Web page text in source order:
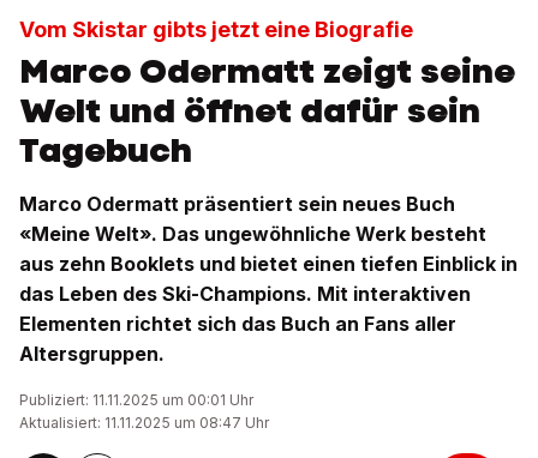
Vom Skistar gibts jetzt eine Biografie
Marco Odermatt zeigt seine
Welt und öffnet dafür sein
Tagebuch
Marco Odermatt präsentiert sein neues Buch
«Meine Welt». Das ungewöhnliche Werk besteht
aus zehn Booklets und bietet einen tiefen Einblick in
das Leben des Ski-Champions. Mit interaktiven
Elementen richtet sich das Buch an Fans aller
Altersgruppen.
Publiziert: 11.11.2025 um 00:01 Uhr
Aktualisiert: 11.11.2025 um 08:47 Uhr